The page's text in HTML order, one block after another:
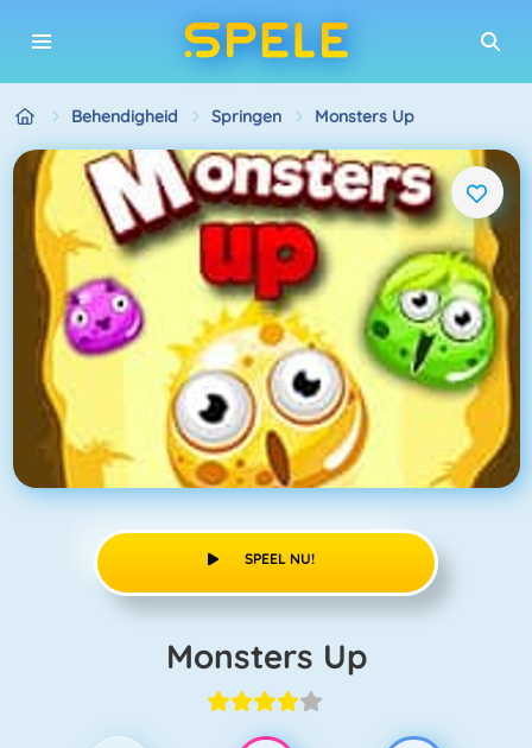
Behendigheid Springen Monsters Up
SPEEL NU!
Monsters Up